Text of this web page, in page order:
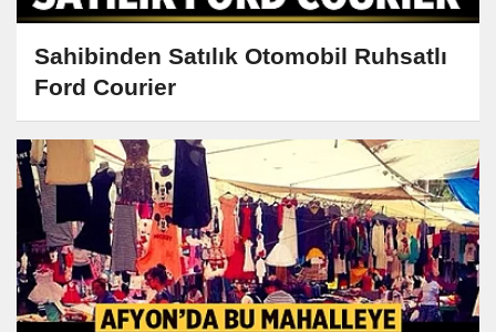
Sahibinden Satılık Otomobil Ruhsatlı
Ford Courier